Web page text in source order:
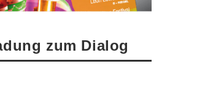
zum Dialog